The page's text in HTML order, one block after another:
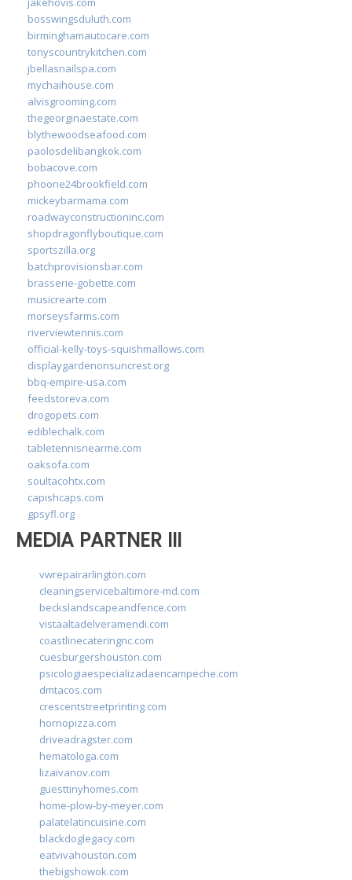
bosswingsduluth.com
birminghamautocare.com
tonyscountrykitchen.com
jbellasnailspa.com
mychaihouse.com
alvisgrooming.com
thegeorginaestate.com
blythewoodseafood.com
paolosdelibangkok.com
bobacove.com
phoone24brookfield.com
mickeybarmama.com
roadwayconstructioninc.com
shopdragonflyboutique.com
sportszilla.org
batchprovisionsbar.com
brasserie-gobette.com
musicrearte.com
morseysfarms.com
riverviewtennis.com
official-kelly-toys-squishmallows.com
displaygardenonsuncrest.org
bbq-empire-usa.com
feedstoreva.com
drogopets.com
ediblechalk.com
tabletennisnearme.com
oaksofa.com
soultacohtx.com
capishcaps.com
gpsyfl.org
MEDIA PARTNER III
vwrepairarlington.com
cleaningservicebaltimore-md.com
beckslandscapeandfence.com
vistaaltadelveramendi.com
coastlinecateringnc.com
cuesburgershouston.com
psicologiaespecializadaencampeche.com
dmtacos.com
crescentstreetprinting.com
hornopizza.com
driveadragster.com
hematologa.com
lizaivanov.com
guesttinyhomes.com
home-plow-by-meyer.com
palatelatincuisine.com
blackdoglegacy.com
eatvivahouston.com
thebigshowok.com